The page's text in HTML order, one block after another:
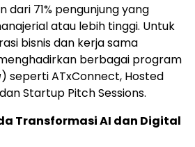
dari 71% pengunjung yang
atau lebih tinggi. Untuk
bisnis dan kerja sama
berbagai program
) seperti ATxConnect, Hosted
Startup Pitch Sessions.
Transformasi AI dan Digital